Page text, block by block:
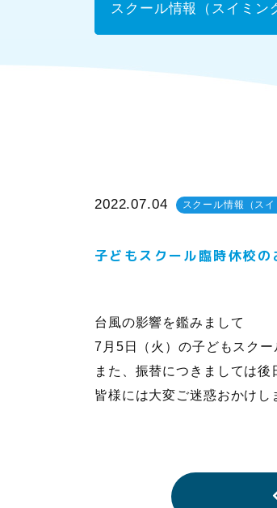
スクール情報（スイミン
2022.07.04 スクール情報（スイ
子どもスクール臨時休校の
台風の影響を鑑みまして
7月5日（火）の子どもスクー
また、振替につきましては後
皆様には大変ご迷惑おかけし